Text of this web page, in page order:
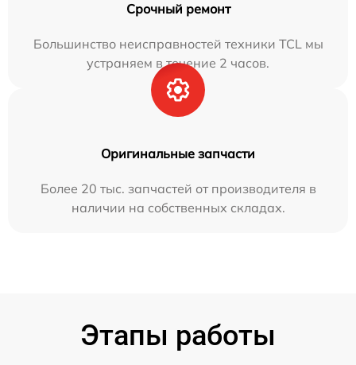
Срочный ремонт
Большинство неисправностей техники TCL мы
устраняем в течение 2 часов.
Оригинальные запчасти
Более 20 тыс. запчастей от производителя в
наличии на собственных складах.
Этапы работы